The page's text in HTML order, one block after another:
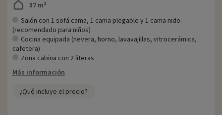
37 m²
Salón con 1 sofá cama, 1 cama plegable y 1 cama nido
(recomendado para niños)
Cocina equipada (nevera, horno, lavavajillas, vitrocerámica,
cafetera)
Zona cabina con 2 literas
Más información
¿Qué incluye el precio?